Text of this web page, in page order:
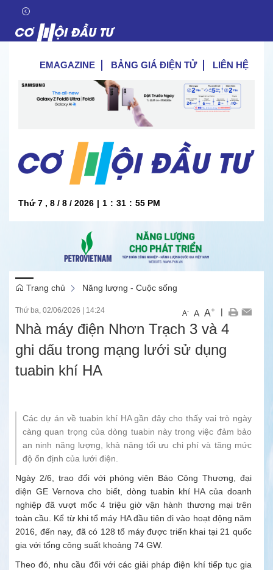
EMAGAZINE BẢNG GIÁ ĐIỆN TỬ LIÊN HỆ
Thứ 7 , 8 / 8 / 2026 | 1 : 31 : 56 PM
Trang chủ Năng lượng - Cuộc sống
Thứ ba, 02/06/2026 14:24 A- A A+ |
Nhà máy điện Nhơn Trạch 3 và 4
ghi dấu trong mạng lưới sử dụng
tuabin khí HA
Các dự án về tuabin khí HA gần đây cho thấy vai trò ngày
càng quan trọng của dòng tuabin này trong việc đảm bảo
an ninh năng lượng, khả năng tối ưu chi phí và tăng mức
độ ổn định của lưới điện.
Ngày 2/6, trao đổi với phóng viên Báo Công Thương, đại
diện GE Vernova cho biết, dòng tuabin khí HAcủa doanh
nghiệp đã vượt mốc 4 triệu giờ vận hành thương mại trên
toàn cầu. Kể từ khi tổ máy HA đầu tiên đi vào hoạt động năm
2016, đến nay, đã có 128 tổ máy được triển khai tại 21 quốc
gia với tổng công suất khoảng 74 GW.
Theo đó, nhu cầu đối với các giải pháp điện khí tiếp tục gia